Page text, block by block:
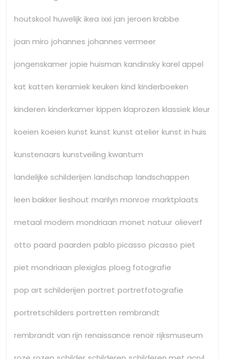
houtskool huwelijk ikea ixxi jan jeroen krabbe
joan miro johannes johannes vermeer
jongenskamer jopie huisman kandinsky karel appel
kat katten keramiek keuken kind kinderboeken
kinderen kinderkamer kippen klaprozen klassiek kleur
koeien koeien kunst kunst kunst atelier kunst in huis
kunstenaars kunstveiling kwantum
landelijke schilderijen landschap landschappen
leen bakker lieshout marilyn monroe marktplaats
metaal modern mondriaan monet natuur olieverf
otto paard paarden pablo picasso picasso piet
piet mondriaan plexiglas ploeg fotografie
pop art schilderijen portret portretfotografie
portretschilders portretten rembrandt
rembrandt van rijn renaissance renoir rijksmuseum